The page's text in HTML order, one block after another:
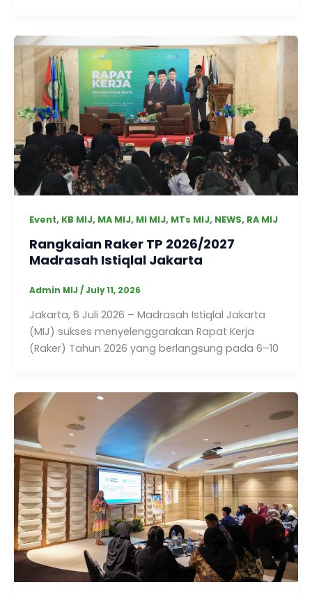
Event, KB MIJ, MA MIJ, MI MIJ, MTs MIJ, NEWS, RA MIJ
Rangkaian Raker TP 2026/2027
Madrasah Istiqlal Jakarta
Admin MIJ /July 11, 2026
Jakarta, 6 Juli 2026 – Madrasah Istiqlal Jakarta
(MIJ) sukses menyelenggarakan Rapat Kerja
(Raker) Tahun 2026 yang berlangsung pada 6–10